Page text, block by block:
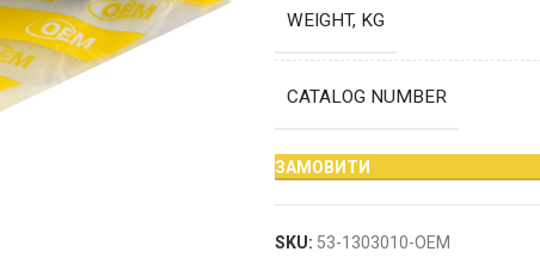
WEIGHT, KG
CATALOG NUMBER
ЗАМОВИТИ
SKU: 53-1303010-OEM